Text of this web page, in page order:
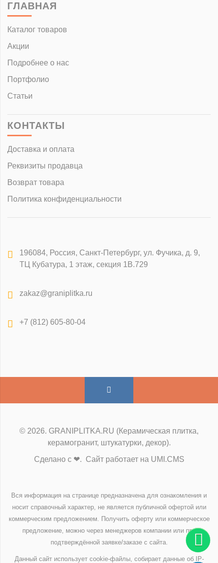
ГЛАВНАЯ
Каталог товаров
Акции
Подробнее о нас
Портфолио
Статьи
КОНТАКТЫ
Доставка и оплата
Реквизиты продавца
Возврат товара
Политика конфиденциальности
196084, Россия, Санкт-Петербург, ул. Фучика, д. 9,
ТЦ Кубатура, 1 этаж, секция 1В.729
zakaz@graniplitka.ru
+7 (812) 605-80-04
© 2026. GRANIPLITKA.RU (Керамическая плитка,
керамогранит, штукатурки, декор).
Сделано с ❤. Сайт работает на UMI.CMS
Вся информация на странице предназначена для ознакомления и
носит справочный характер, не является публичной офертой или
коммерческим предложением. Получить оферту или коммерческое
предложение, можно через менеджеров компании или при
подтверждённой заявке/заказе с сайта.
Данный сайт использует cookie-файлы, собирает данные об IP-